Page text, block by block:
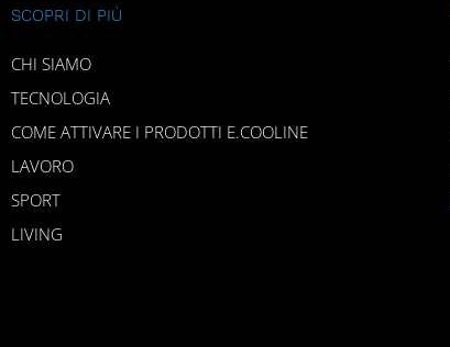
SCOPRI DI PIÙ
CHI SIAMO
TECNOLOGIA
COME ATTIVARE I PRODOTTI E.COOLINE
LAVORO
SPORT
LIVING